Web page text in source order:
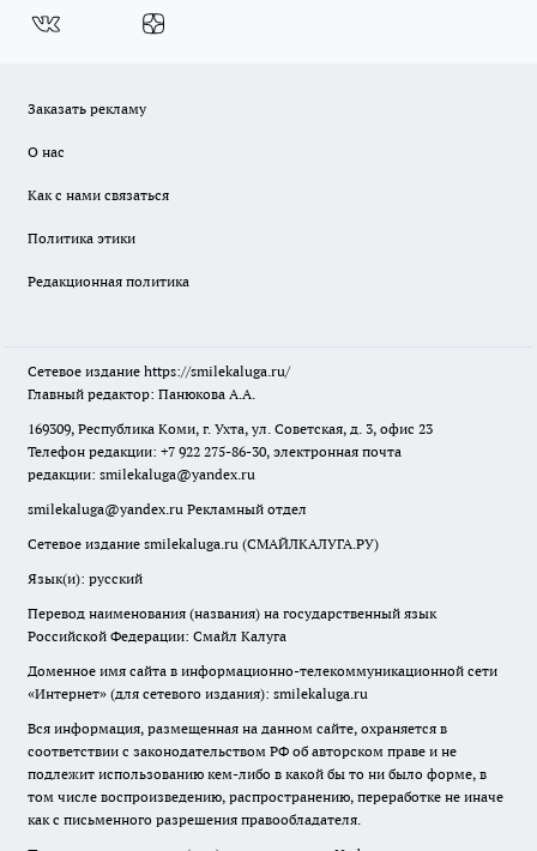
Заказать рекламу
О нас
Как с нами связаться
Политика этики
Редакционная политика
Сетевое издание https://smilekaluga.ru/
Главный редактор: Панюкова А.А.
169309, Республика Коми, г. Ухта, ул. Советская, д. 3, офис 23
Телефон редакции: +7 922 275-86-30, электронная почта
редакции: smilekaluga@yandex.ru
smilekaluga@yandex.ru Рекламный отдел
Сетевое издание smilekaluga.ru (СМАЙЛКАЛУГА.РУ)
Язык(и): русский
Перевод наименования (названия) на государственный язык
Российской Федерации: Смайл Калуга
Доменное имя сайта в информационно-телекоммуникационной сети
«Интернет» (для сетевого издания): smilekaluga.ru
Вся информация, размещенная на данном сайте, охраняется в
соответствии с законодательством РФ об авторском праве и не
подлежит использованию кем-либо в какой бы то ни было форме, в
том числе воспроизведению, распространению, переработке не иначе
как с письменного разрешения правообладателя.